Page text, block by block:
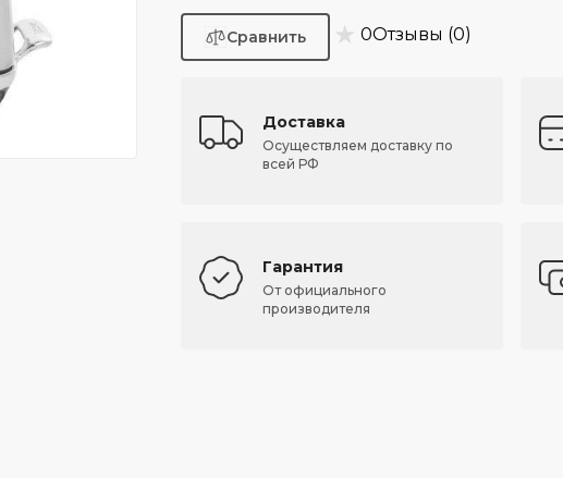
★ 0Отзывы (0)
Доставка
Осуществляем доставку по
всей РФ
Гарантия
От официального
производителя